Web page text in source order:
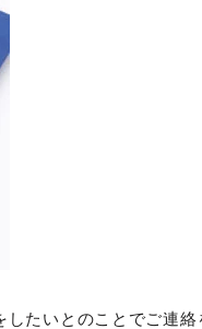
たいとのことでご連絡